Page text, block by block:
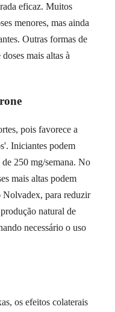
eficaz. Muitos
menores, mas ainda
Outras formas de
mais altas à
pois favorece a
Iniciantes podem
250 mg/semana. No
mais altas podem
Nolvadex, para reduzir
natural de
necessário o uso
os efeitos colaterais